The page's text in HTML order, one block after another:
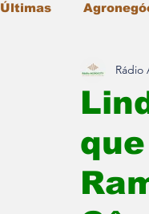
Últimas
Educação
Máquinas
Rádio